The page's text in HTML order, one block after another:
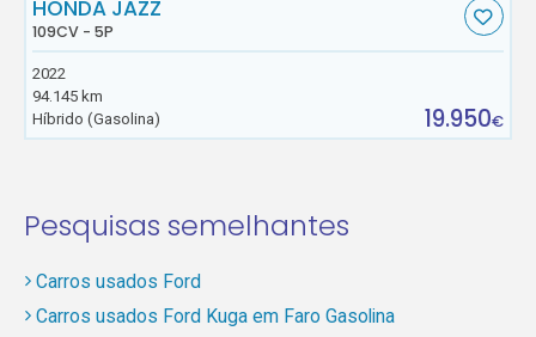
HONDA JAZZ
109CV - 5P
2022
94.145 km
Híbrido (Gasolina)
19.950€
Pesquisas semelhantes
Carros usados Ford
Carros usados Ford Kuga em Faro Gasolina